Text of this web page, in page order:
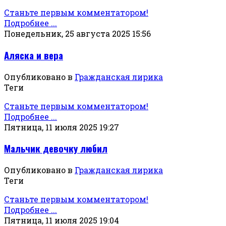
Станьте первым комментатором!
Подробнее ...
Понедельник, 25 августа 2025 15:56
Аляска и вера
Опубликовано в Гражданская лирика
Теги
Станьте первым комментатором!
Подробнее ...
Пятница, 11 июля 2025 19:27
Мальчик девочку любил
Опубликовано в Гражданская лирика
Теги
Станьте первым комментатором!
Подробнее ...
Пятница, 11 июля 2025 19:04